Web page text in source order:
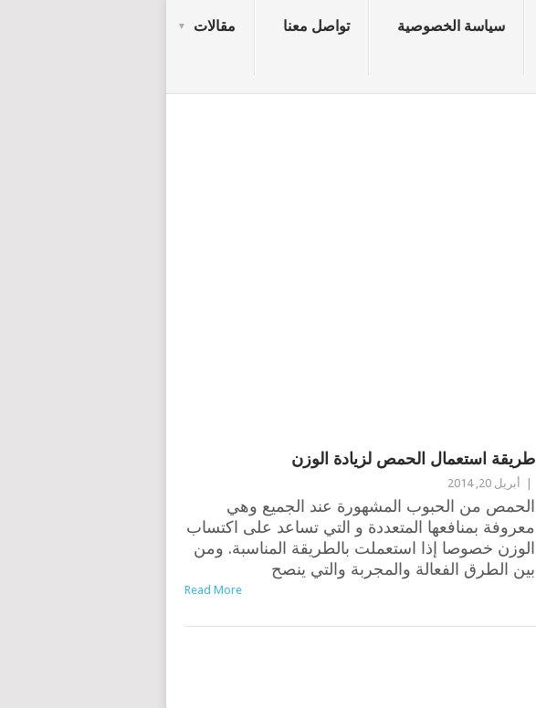
سياسة الخصوصية تواصل معنا مقالات
طريقة استعمال الحمص لزيادة الوزن
أبريل 20, 2014
الحمص من الحبوب المشهورة عند الجميع وهي
معروفة بمنافعها المتعددة و التي تساعد على اكتساب
الوزن خصوصا إذا استعملت بالطريقة المناسبة. ومن
بين الطرق الفعالة والمجربة والتي ينصح
Read More